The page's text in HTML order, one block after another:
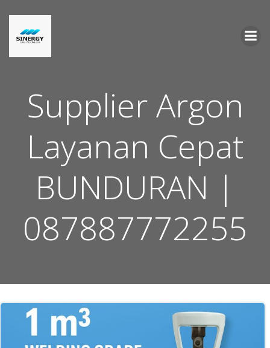
Supplier Argon
Layanan Cepat
BUNDURAN |
087887772255